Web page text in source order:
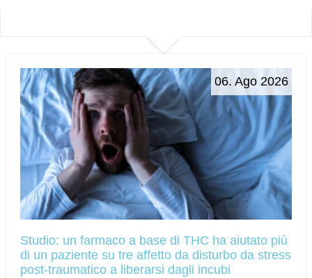
06. Ago 2026
Studio: un farmaco a base di THC ha aiutato più
di un paziente su tre affetto da disturbo da stress
post-traumatico a liberarsi dagli incubi